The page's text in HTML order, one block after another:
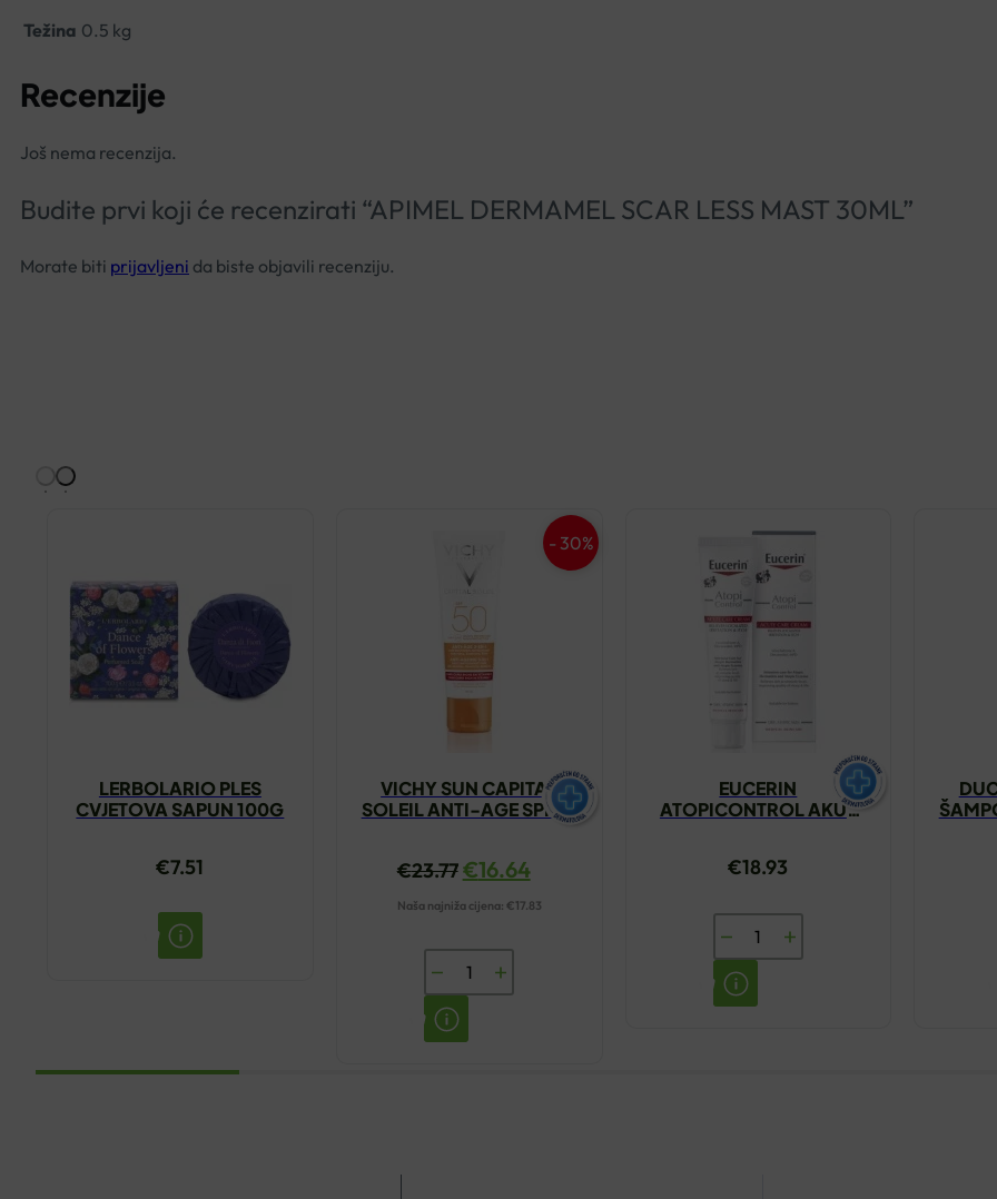
Težina 0.5 kg
Recenzije
Još nema recenzija.
Budite prvi koji će recenzirati “APIMEL DERMAMEL SCAR LESS MAST 30ML”
Morate biti prijavljeni da biste objavili recenziju.
LERBOLARIO PLES
CVJETOVA SAPUN 100G
€7.51
VICHY SUN CAPITAL
SOLEIL ANTI-AGE SPF50
- 30%
€23.77€16.64
Naša najniža cijena: €17.83
VICHY
SUN
CAPITAL
EUCERIN
ATOPICONTROL AKUT
€18.93
EUCERIN
ATOPICONTROL
AKUT